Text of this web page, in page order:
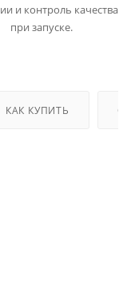
и контроль качества
при запуске.
КАК КУПИТЬ